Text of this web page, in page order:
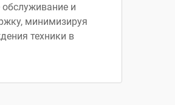
обслуживание и
минимизируя
техники в